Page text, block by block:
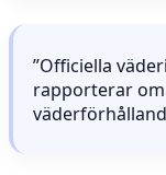
”Officiella
rapporterar